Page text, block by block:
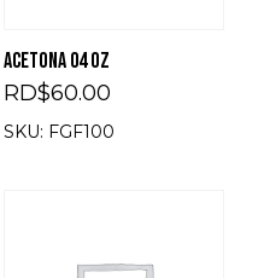
ACETONA 04 OZ
RD$60.00
SKU: FGF100